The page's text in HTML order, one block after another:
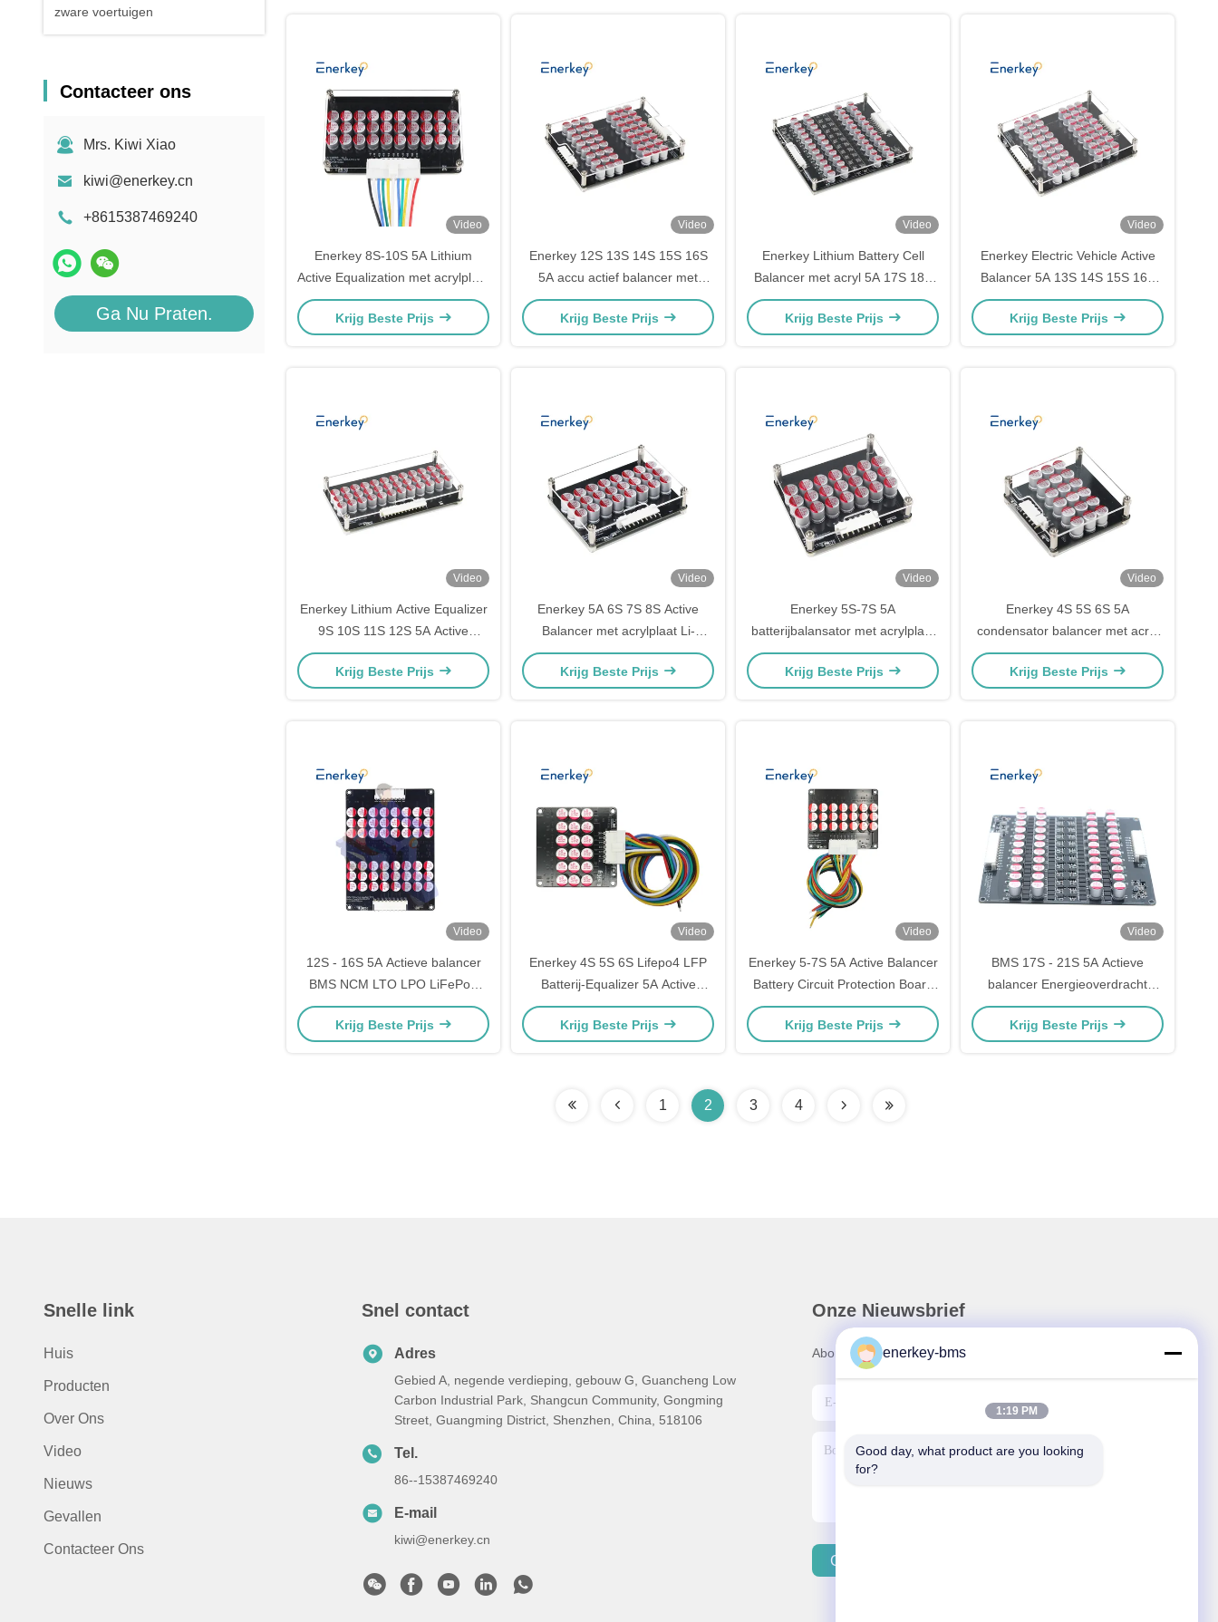
zware voertuigen
Contacteer ons
Mrs. Kiwi Xiao
kiwi@enerkey.cn
+8615387469240
Ga Nu Praten.
Video
Enerkey 8S-10S 5A Lithium
Active Equalization met acrylplaat
voor Li-ion/Lto/Lifepo4
batterijpakket balanceren
Krijg Beste Prijs
Video
Enerkey 12S 13S 14S 15S 16S
5A accu actief balancer met
acrylplaat Li-ion/Lto/Lifepo4
equalizer voor elektrische auto
Krijg Beste Prijs
Video
Enerkey Lithium Battery Cell
Balancer met acryl 5A 17S 18S
19S 20S 21S Active Equalizer
voor outdoor energieopslag
Krijg Beste Prijs
Video
Enerkey Electric Vehicle Active
Balancer 5A 13S 14S 15S 16S
17S Li-ion/Lto/Lifepo4 accu-
equalisator met acrylhoes
Krijg Beste Prijs
Video
Enerkey Lithium Active Equalizer
9S 10S 11S 12S 5A Active
Balancer met acryl voor Li-
ion/Lto/Lifepo4 batterijpakket
Krijg Beste Prijs
Video
Enerkey 5A 6S 7S 8S Active
Balancer met acrylplaat Li-
ion/Lto/Lifepo4 Batterij Equalizer
voor elektrische driewieler
Krijg Beste Prijs
Video
Enerkey 5S-7S 5A
batterijbalansator met acrylplaat
Li-ion/Lto/Lifepo4 actieve
equalizer voor RV-energieopslag
Krijg Beste Prijs
Video
Enerkey 4S 5S 6S 5A
condensator balancer met acryl
hoes Li-ion/Lto/Lifepo4 Active
Equalizer voor golfkarren
Krijg Beste Prijs
Video
12S - 16S 5A Actieve balancer
BMS NCM LTO LPO LiFePo4
Lithiumbatterij Equalizer
Krijg Beste Prijs
Video
Enerkey 4S 5S 6S Lifepo4 LFP
Batterij-Equalizer 5A Active
Balancer Circuit Board Voor
opslagbatterijpakketten
Krijg Beste Prijs
Video
Enerkey 5-7S 5A Active Balancer
Battery Circuit Protection Board
voor Lithium Ion/Lifepo4/LTO
batterijpakket
Krijg Beste Prijs
Video
BMS 17S - 21S 5A Actieve
balancer Energieoverdracht
Equalization Board Voor
batterijpakket
Krijg Beste Prijs
1 2 3 4
Snelle link
Huis
Producten
Over Ons
Video
Nieuws
Gevallen
Contacteer Ons
Snel contact
Adres
Gebied A, negende verdieping, gebouw G, Guancheng Low
Carbon Industrial Park, Shangcun Community, Gongming
Street, Guangming District, Shenzhen, China, 518106
Tel.
86--15387469240
E-mail
kiwi@enerkey.cn
Onze Nieuwsbrief
Abonneer u op onze nieuwsbrief voor kortingen en meer.
Contacteer Ons
enerkey-bms
1:19 PM
Good day, what product are you looking
for?